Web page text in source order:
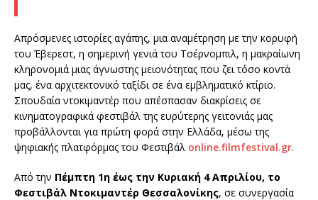
Απρόσμενες ιστορίες αγάπης, μια αναμέτρηση με την κορυφή
του Έβερεστ, η σημερινή γενιά του Τσέρνομπιλ, η μακραίωνη
κληρονομιά μιας άγνωστης μειονότητας που ζει τόσο κοντά
μας, ένα αρχιτεκτονικό ταξίδι σε ένα εμβληματικό κτίριο.
Σπουδαία ντοκιμαντέρ που απέσπασαν διακρίσεις σε
κινηματογραφικά φεστιβάλ της ευρύτερης γειτονιάς μας
προβάλλονται για πρώτη φορά στην Ελλάδα, μέσω της
ψηφιακής πλατφόρμας του Φεστιβάλ online.filmfestival.gr.
Από την Πέμπτη 1η έως την Κυριακή 4 Απριλίου, το
Φεστιβάλ Ντοκιμαντέρ Θεσσαλονίκης, σε συνεργασία